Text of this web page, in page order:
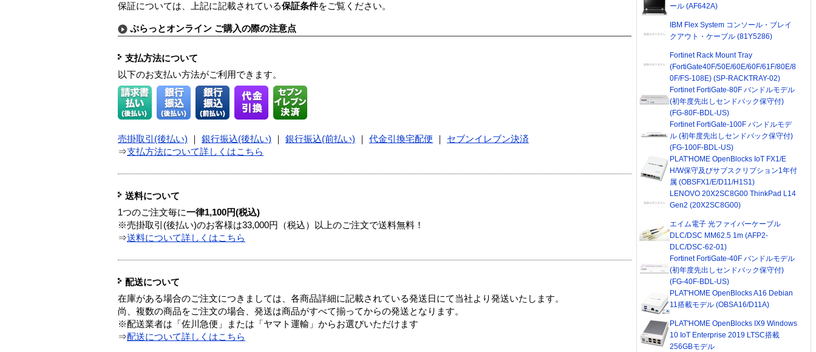
保証については、上記に記載されている保証条件をご覧ください。
ぷらっとオンライン ご購入の際の注意点
支払方法について
以下のお支払い方法がご利用できます。
売掛取引(後払い) 銀行振込(後払い) 銀行振込(前払い) 代金引換宅配便
セブンイレブン決済
⇒支払方法について詳しくはこちら
送料について
1つのご注文毎に一律1,100円(税込)
※売掛取引(後払い)のお客様は33,000円（税込）以上のご注文で送料無料！
⇒送料について詳しくはこちら
配送について
在庫がある場合のご注文につきましては、各商品詳細に記載されている発送日にて当社より発送いたします。
尚、複数の商品をご注文の場合、発送は商品がすべて揃ってからの発送となります。
※配送業者は「佐川急便」または「ヤマト運輸」からお選びいただけます
⇒配送について詳しくはこちら
ール (AF642A)
IBM Flex System コンソール・ブレイ
クアウト・ケーブル (81Y5286)
Fortinet Rack Mount Tray
(FortiGate40F/50E/60E/60F/61F/80E/8
0F/FS-108E) (SP-RACKTRAY-02)
Fortinet FortiGate-80F バンドルモデル
(初年度先出しセンドバック保守付)
(FG-80F-BDL-US)
Fortinet FortiGate-100F バンドルモデ
ル (初年度先出しセンドバック保守付)
(FG-100F-BDL-US)
PLAT'HOME OpenBlocks IoT FX1/E
H/W保守及びサブスクリプション1年付
属 (OBSFX1/E/D11/H1S1)
LENOVO 20X2SC8G00 ThinkPad L14
Gen2 (20X2SC8G00)
エイム電子 光ファイバーケーブル
DLC/DSC MM62.5 1m (AFP2-
DLC/DSC-62-01)
Fortinet FortiGate-40F バンドルモデル
(初年度先出しセンドバック保守付)
(FG-40F-BDL-US)
PLAT'HOME OpenBlocks A16 Debian
11搭載モデル (OBSA16/D11A)
PLAT'HOME OpenBlocks IX9 Windows
10 IoT Enterprise 2019 LTSC搭載
256GBモデル